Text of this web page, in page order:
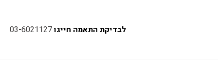
לבדיקת התאמה חייגו03-6021127